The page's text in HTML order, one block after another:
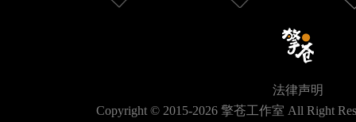
法律声明
Copyright © 2015-2026 擎苍工作室 All Right